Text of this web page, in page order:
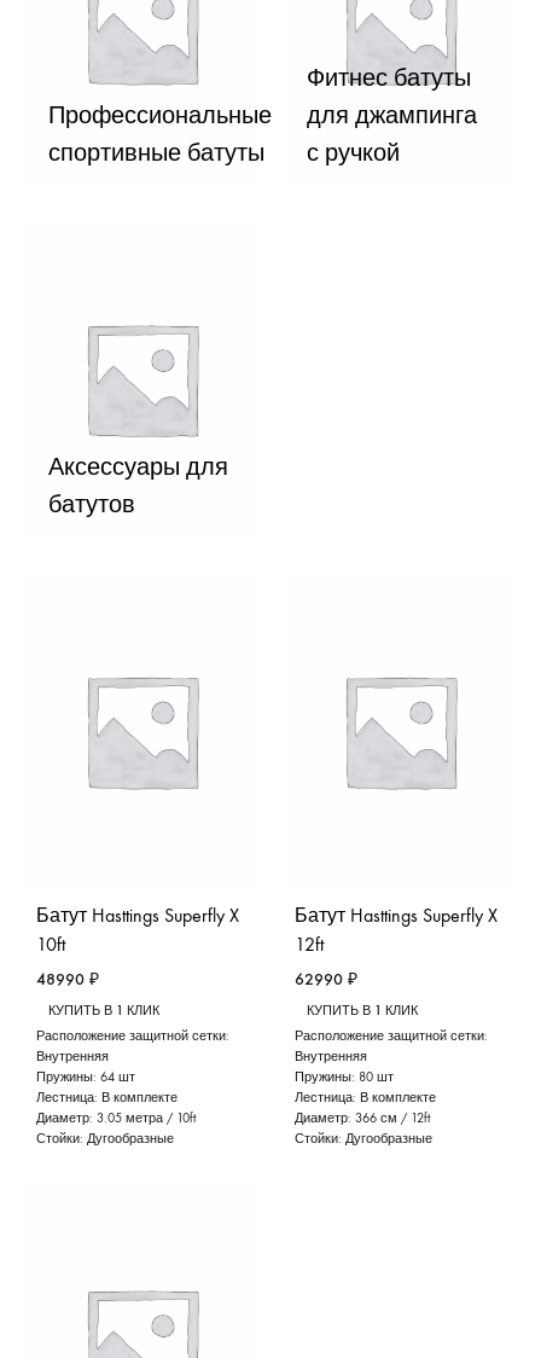
Профессиональные
спортивные батуты
Фитнес батуты
для джампинга
с ручкой
Аксессуары для
батутов
Батут Hasttings Superfly X
10ft
48990 ₽
КУПИТЬ В 1 КЛИК
Расположение защитной сетки:
Внутренняя
Пружины: 64 шт
Лестница: В комплекте
Диаметр: 3.05 метра / 10ft
Стойки: Дугообразные
Батут Hasttings Superfly X
12ft
62990 ₽
КУПИТЬ В 1 КЛИК
Расположение защитной сетки:
Внутренняя
Пружины: 80 шт
Лестница: В комплекте
Диаметр: 366 см / 12ft
Стойки: Дугообразные